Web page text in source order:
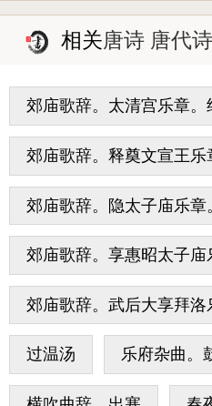
相关唐诗 唐代
郊庙歌辞。太清宫乐章。
郊庙歌辞。释奠文宣王乐
郊庙歌辞。隐太子庙乐章
郊庙歌辞。享惠昭太子庙
郊庙歌辞。武后大享拜洛
过温汤 乐府杂曲。